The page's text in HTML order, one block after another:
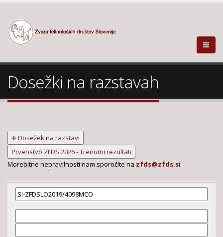
Dosežki na razstavah
➕ Dosežek na razstavi
Prvenstvo ZFDS 2026 - Trenutni rezultati
Morebitne nepravilnosti nam sporočite na zfds@zfds.si